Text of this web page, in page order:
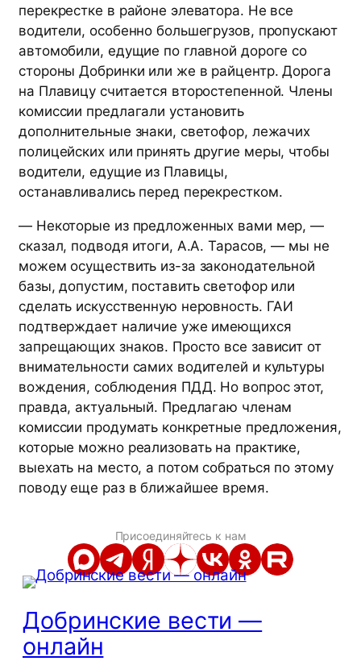
перекрестке в районе элеватора. Не все
водители, особенно большегрузов, пропускают
автомобили, едущие по главной дороге со
стороны Добринки или же в райцентр. Дорога
на Плавицу считается второстепенной. Члены
комиссии предлагали установить
дополнительные знаки, светофор, лежачих
полицейских или принять другие меры, чтобы
водители, едущие из Плавицы,
останавливались перед перекрестком.
— Некоторые из предложенных вами мер, —
сказал, подводя итоги, А.А. Тарасов, — мы не
можем осуществить из-за законодательной
базы, допустим, поставить светофор или
сделать искусственную неровность. ГАИ
подтверждает наличие уже имеющихся
запрещающих знаков. Просто все зависит от
внимательности самих водителей и культуры
вождения, соблюдения ПДД. Но вопрос этот,
правда, актуальный. Предлагаю членам
комиссии продумать конкретные предложения,
которые можно реализовать на практике,
выехать на место, а потом собраться по этому
поводу еще раз в ближайшее время.
Присоединяйтесь к нам
Добринские вести —
онлайн